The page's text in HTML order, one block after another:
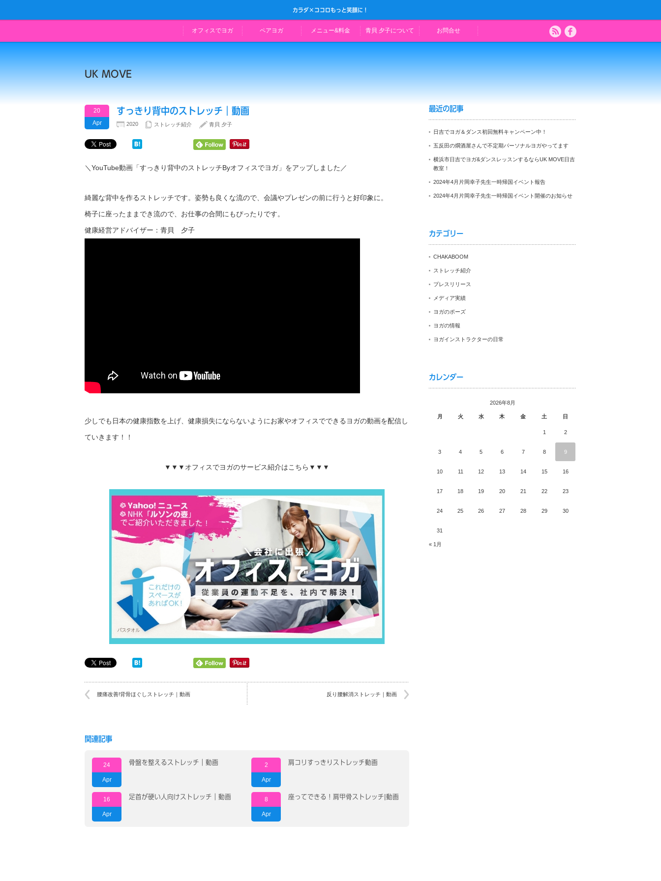
カラダ×ココロもっと笑顔に！
オフィスでヨガ ペアヨガ メニュー&料金 青貝 夕子について お問合せ
UK MOVE
20
Apr
すっきり背中のストレッチ｜動画
2020 ストレッチ紹介 青貝 夕子
＼YouTube動画「すっきり背中のストレッチByオフィスでヨガ」をアップしました／
綺麗な背中を作るストレッチです。姿勢も良くな流ので、会議やプレゼンの前に行うと好印象に。
椅子に座ったままでき流ので、お仕事の合間にもぴったりです。
健康経営アドバイザー：青貝 夕子
少しでも日本の健康指数を上げ、健康損失にならないようにお家やオフィスでできるヨガの動画を配信し
ていきます！！
▼▼▼オフィスでヨガのサービス紹介はこちら▼▼▼
腰痛改善!背骨ほぐしストレッチ｜動画 反り腰解消ストレッチ｜動画
関連記事
24
Apr
骨盤を整えるストレッチ｜動画 2
Apr
肩コリすっきりストレッチ動画
16
Apr
足首が硬い人向けストレッチ｜動画 8
Apr
座ってできる！肩甲骨ストレッチ|動画
最近の記事
日吉でヨガ＆ダンス初回無料キャンペーン中！
五反田の燗酒屋さんで不定期パーソナルヨガやってます
横浜市日吉でヨガ&ダンスレッスンするならUK MOVE日吉
教室！
2024年4月片岡幸子先生一時帰国イベント報告
2024年4月片岡幸子先生一時帰国イベント開催のお知らせ
カテゴリー
CHAKABOOM
ストレッチ紹介
プレスリリース
メディア実績
ヨガのポーズ
ヨガの情報
ヨガインストラクターの日常
カレンダー
2026年8月
月 火 水 木 金 土 日
1 2
3 4 5 6 7 8 9
10 11 12 13 14 15 16
17 18 19 20 21 22 23
24 25 26 27 28 29 30
31
« 1月